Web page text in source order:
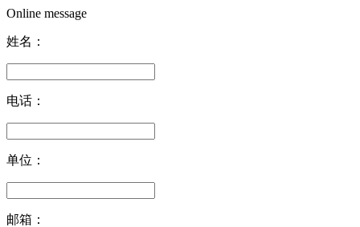
Online message
姓名：
电话：
单位：
邮箱：